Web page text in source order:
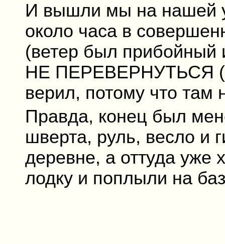
И вышли мы на нашей
около часа в
(ветер был прибойный
НЕ ПЕРЕВЕРНУТЬСЯ
верил, потому что там
Правда, конец был
шверта, руль, весло и
деревне, а оттуда уже
лодку и поплыли на